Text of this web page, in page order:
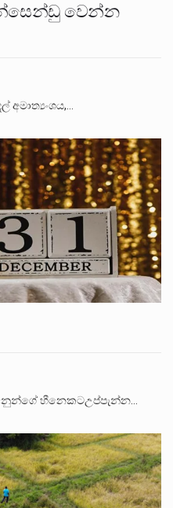
වෙන්න
අමාත්‍යංශය,…
හීනෙකටඋප්පැන්න…